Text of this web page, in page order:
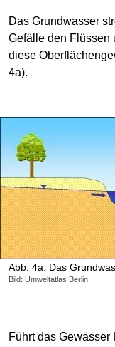
Das Grundwasser
Gefälle den Flüssen
diese
4a).
Abb. 4a: Das
Bild: Umweltatlas Berlin
Führt das Gewässer